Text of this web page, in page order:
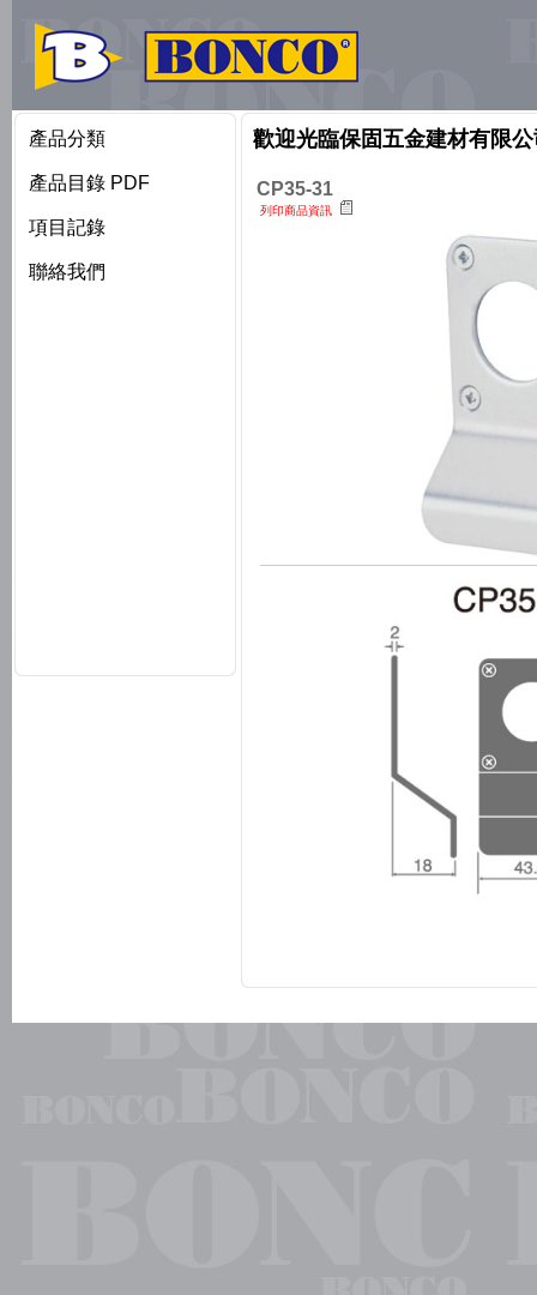
產品分類
產品目錄 PDF
項目記錄
聯絡我們
歡迎光臨保固五金建材有限
CP35-31
列印商品資訊